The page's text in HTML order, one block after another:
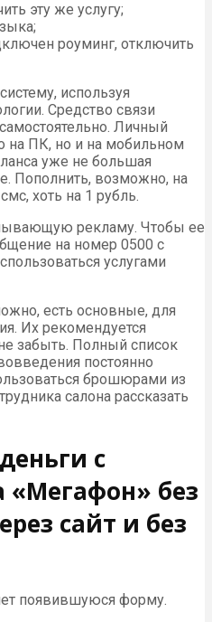
эту же услугу;
роуминг, отключить
используя
Средство связи
Личный
на ПК, но и на мобильном
уже не большая
Пополнить, возможно, на
хоть на 1 рубль.
рекламу. Чтобы ее
на номер 0500 с
услугами
есть основные, для
Их рекомендуется
забыть. Полный список
постоянно
брошюрами из
салона рассказать
с
«Мегафон» без
сайт и без
появившуюся форму.